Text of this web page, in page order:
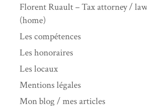
Florent Ruault – Tax attorney /
(home)
Les compétences
Les honoraires
Les locaux
Mentions légales
Mon blog / mes articles